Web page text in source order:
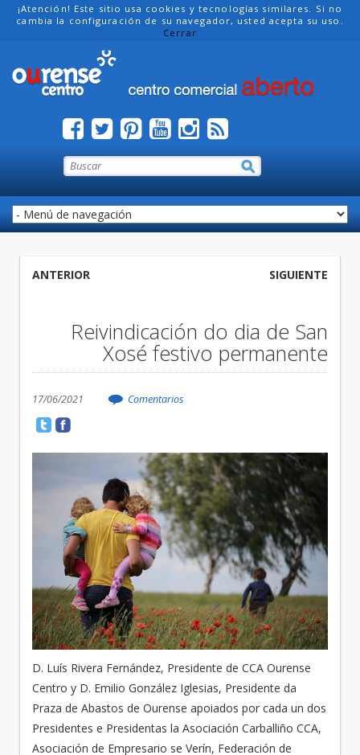
¡Atención! Este sitio usa cookies y tecnologías similares. Si no
cambia la configuración de su navegador, usted acepta su uso.
Cerrar
ANTERIOR SIGUIENTE
Reivindicación do dia de San
Xosé festivo permanente
17/06/2021 Comentarios
D. Luís Rivera Fernández, Presidente de CCA Ourense
Centro y D. Emilio González Iglesias, Presidente da
Praza de Abastos de Ourense apoiados por cada un dos
Presidentes e Presidentas la Asociación Carballiño CCA,
Asociación de Empresario se Verín, Federación de